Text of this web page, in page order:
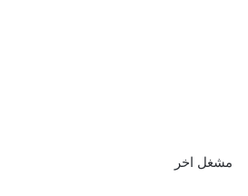
مشغل اخر